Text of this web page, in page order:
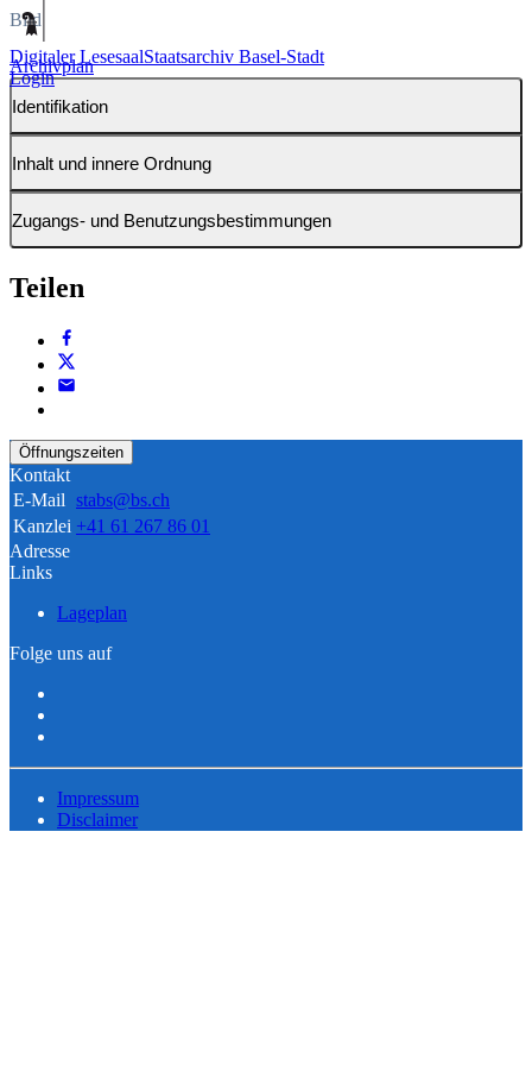
Digitaler LesesaalStaatsarchiv Basel-Stadt
Login
Bild
Archivplan
Identifikation
Inhalt und innere Ordnung
Zugangs- und Benutzungsbestimmungen
Teilen
Öffnungszeiten
Kontakt
E-Mail stabs@bs.ch
Kanzlei +41 61 267 86 01
Adresse
Links
Lageplan
Folge uns auf
Impressum
Disclaimer